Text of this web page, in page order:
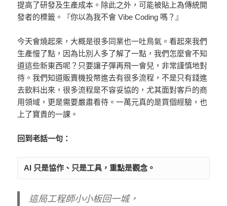
提高了研發及生產成本。除此之外，可能被貼上為傳統開
發者的標籤。『你以為我不會 Vibe Coding 嗎？』
今天會燒起來，大概是很多同業也一吐鳥氣。看起來我們
生產慢了點，因為比別人多了解了一點，我們怎麼會不知
道這些新東西呢？只要讓子彈再飛一會兒，非常謹慎地對
待。我們知道販賣機投幣進去有很多流程，不是只有錢進
去飲料出來，很多流程是不容妥協的，尤其面對客戶的商
用領域，更是需要嚴肅看待。一萬元真的是買個經驗，也
上了寶貴的一課。
回到老話一句：
AI 只是協作、只是工具，重點是觀念。
這局工程師小小板回一城，